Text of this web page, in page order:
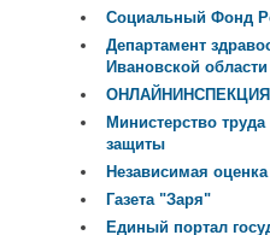
Социальный Фонд
Департамент
Ивановской области
Министерство
защиты
Независимая оценка
Газета "Заря"
Единый портал